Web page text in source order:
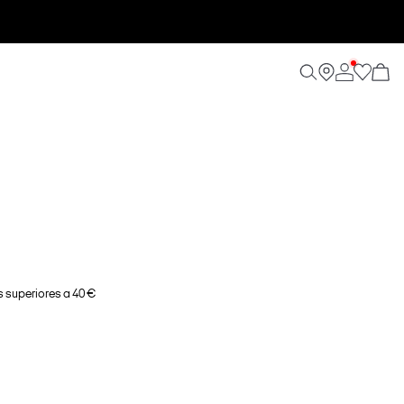
superiores a 40 €